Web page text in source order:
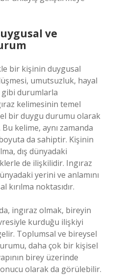
ve
bir kişinin duygusal
umutsuzluk, hayal
gibi durumlarla
kelimesinin temel
bir duygu durumu olarak
kelime, aynı zamanda
da sahiptir. Kişinin
dış dünyadaki
de ilişkilidir. Ingıraz
yerini ve anlamını
noktasıdır.
ingıraz olmak, bireyin
kurduğu ilişkiyi
Toplumsal ve bireysel
daha çok bir kişisel
birey üzerinde
olarak da görülebilir.